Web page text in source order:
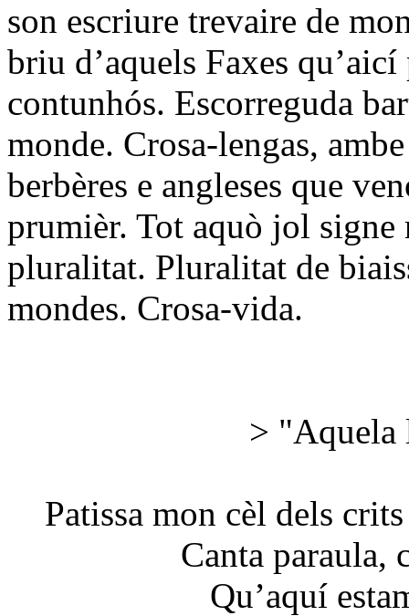
son escriure trevaire de
briu d’aquels Faxes
contunhós. Escorreguda
monde. Crosa-lengas,
berbères e angleses que
prumièr. Tot aquò jol signe
pluralitat. Pluralitat de
mondes. Crosa-vida.
> "Aquela
Patissa mon cèl dels
Canta paraula,
Qu’aquí